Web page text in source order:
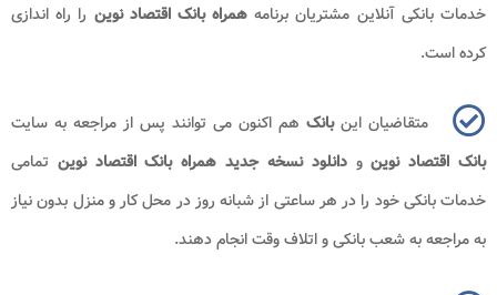
خدمات بانکی آنلاین مشتریان برنامه همراه بانک اقتصاد نوین را راه اندازی
کرده است.
متقاضیان اینبانک هم اکنون می توانند پس از مراجعه به سایت
بانک اقتصاد نوینودانلود نسخه جدید همراه بانک اقتصاد نوین تمامی
خدمات بانکی خود را در هر ساعتی از شبانه روز در محل کار و منزل بدون نیاز
به مراجعه به شعب بانکی و اتلاف وقت انجام دهند.